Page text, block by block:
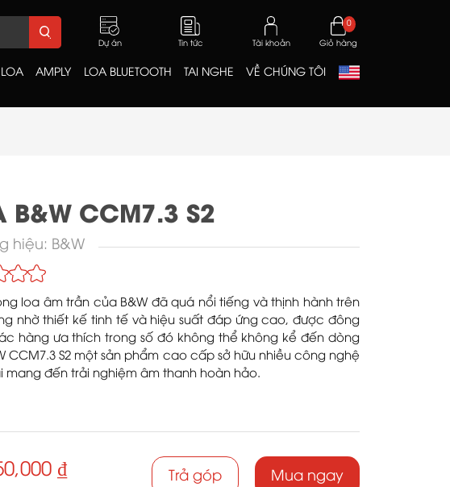
Dự án Tin tức Tài khoản Giỏ hàng
0
LOA AMPLY LOA BLUETOOTH TAI NGHE VỀ CHÚNG TÔI
B&W CCM7.3 S2
hiệu: B&W
loa âm trần của B&W đã quá nổi tiếng và thịnh hành trên
nhờ thiết kế tinh tế và hiệu suất đáp ứng cao, được đông
hàng ưa thích trong số đó không thể không kể đến dòng
CCM7.3 S2 một sản phẩm cao cấp sở hữu nhiều công nghệ
mang đến trải nghiệm âm thanh hoàn hảo.
₫ Trả góp Mua ngay